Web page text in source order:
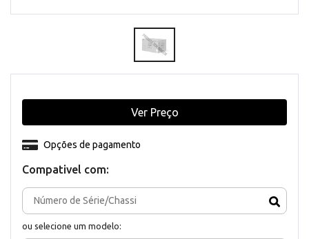
Compativel com:
ou selecione um modelo:
Opções de pagamento
Ver Preço